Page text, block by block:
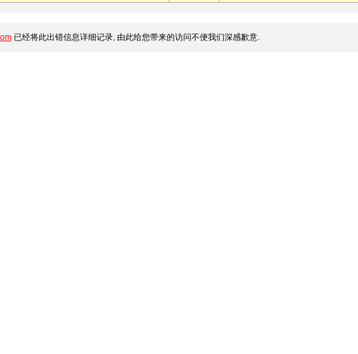
已经将此出错信息详细记录, 由此给您带来的访问不便我们深感歉意.